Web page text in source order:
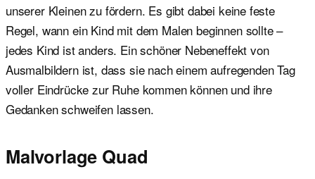
unserer Kleinen zu fördern. Es gibt dabei keine feste
Regel, wann ein Kind mit dem Malen beginnen sollte –
jedes Kind ist anders. Ein schöner Nebeneffekt von
Ausmalbildern ist, dass sie nach einem aufregenden Tag
voller Eindrücke zur Ruhe kommen können und ihre
Gedanken schweifen lassen.
Malvorlage Quad